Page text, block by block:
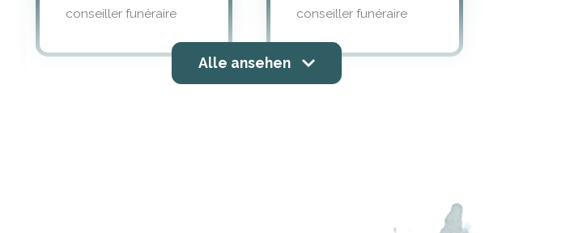
conseiller funéraire conseiller funéraire
Alle ansehen